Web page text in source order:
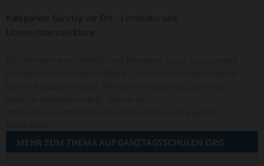
Kategorien: Ganztag vor Ort - Lernkultur und
Unterrichtsentwicklung
MEHR ZUM THEMA AUF GANZTAGSSCHULEN.ORG